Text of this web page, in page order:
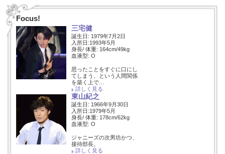
Focus!
三宅健
誕生日: 1979年7月2日
入所日:1993年5月
身長/ 体重: 164cm/49kg
血液型: O
思ったことをすぐに口にし
てしまう、という人間関係
を築く上で…
詳しく見る
東山紀之
誕生日: 1966年9月30日
入所日:1979年5月
身長/ 体重: 178cm/62kg
血液型: O
ジャニーズの次男坊かつ、
接待部長。
詳しく見る